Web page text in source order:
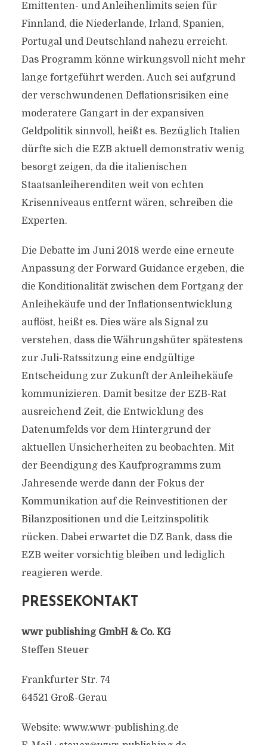
Emittenten- und Anleihenlimits seien für
Finnland, die Niederlande, Irland, Spanien,
Portugal und Deutschland nahezu erreicht.
Das Programm könne wirkungsvoll nicht mehr
lange fortgeführt werden. Auch sei aufgrund
der verschwundenen Deflationsrisiken eine
moderatere Gangart in der expansiven
Geldpolitik sinnvoll, heißt es. Bezüglich Italien
dürfte sich die EZB aktuell demonstrativ wenig
besorgt zeigen, da die italienischen
Staatsanleiherenditen weit von echten
Krisenniveaus entfernt wären, schreiben die
Experten.
Die Debatte im Juni 2018 werde eine erneute
Anpassung der Forward Guidance ergeben, die
die Konditionalität zwischen dem Fortgang der
Anleihekäufe und der Inflationsentwicklung
auflöst, heißt es. Dies wäre als Signal zu
verstehen, dass die Währungshüter spätestens
zur Juli-Ratssitzung eine endgültige
Entscheidung zur Zukunft der Anleihekäufe
kommunizieren. Damit besitze der EZB-Rat
ausreichend Zeit, die Entwicklung des
Datenumfelds vor dem Hintergrund der
aktuellen Unsicherheiten zu beobachten. Mit
der Beendigung des Kaufprogramms zum
Jahresende werde dann der Fokus der
Kommunikation auf die Reinvestitionen der
Bilanzpositionen und die Leitzinspolitik
rücken. Dabei erwartet die DZ Bank, dass die
EZB weiter vorsichtig bleiben und lediglich
reagieren werde.
PRESSEKONTAKT
wwr publishing GmbH & Co. KG
Steffen Steuer
Frankfurter Str. 74
64521 Groß-Gerau
Website: www.wwr-publishing.de